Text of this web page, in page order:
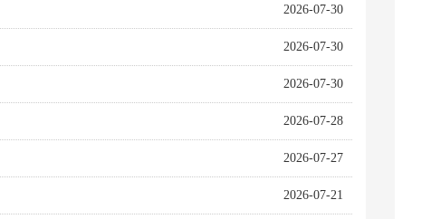
2026-07-30
2026-07-30
2026-07-30
2026-07-28
2026-07-27
2026-07-21